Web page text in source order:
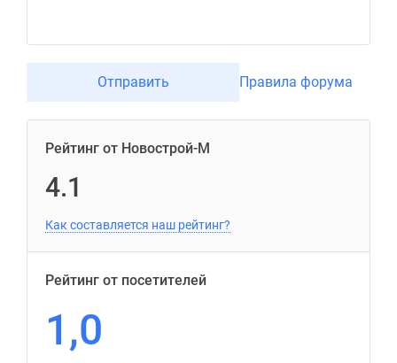
Отправить Правила форума
Рейтинг от Новострой-М
4.1
Как составляется наш рейтинг?
Рейтинг от посетителей
1,0